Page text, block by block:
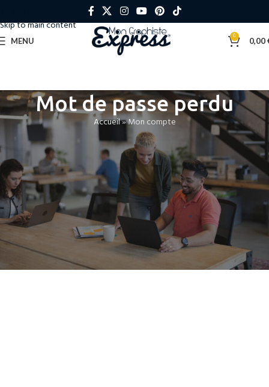
Skip to main content
MENU 0 0,00
Mot de passe perdu
Accueil»Mon compte
Mot de passe perdu ? Veuillez saisir votre identifiant ou votre adresse e-
mail. Vous recevrez un lien par e-mail pour créer un nouveau mot de passe.
Identifiant ou e-mail*
RÉINITIALISATION DU MOT DE PASSE